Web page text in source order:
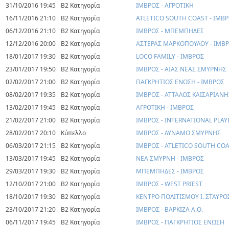
31/10/2016 19:45
Β2 Κατηγορία
ΙΜΒΡΟΣ - ΑΓΡΟΤΙΚΗ
16/11/2016 21:10
Β2 Κατηγορία
ATLETICO SOUTH COAST -
06/12/2016 21:10
Β2 Κατηγορία
ΙΜΒΡΟΣ - ΜΠΕΜΠΗΔΕΣ
12/12/2016 20:00
Β2 Κατηγορία
ΑΣΤΕΡΑΣ ΜΑΡΚΟΠΟΥΛΟΥ -
18/01/2017 19:30
Β2 Κατηγορία
LOCO FAMILY - ΙΜΒΡΟΣ
23/01/2017 19:50
Β2 Κατηγορία
ΙΜΒΡΟΣ - ΑΙΑΣ ΝΕΑΣ ΣΜΥΡΝΗΣ
02/02/2017 21:00
Β2 Κατηγορία
ΠΑΓΚΡΗΤΙΟΣ ΕΝΩΣΗ - ΙΜΒΡΟΣ
08/02/2017 19:35
Β2 Κατηγορία
ΙΜΒΡΟΣ - ΑΤΤΑΛΟΣ
13/02/2017 19:45
Β2 Κατηγορία
ΑΓΡΟΤΙΚΗ - ΙΜΒΡΟΣ
21/02/2017 21:00
Β2 Κατηγορία
ΙΜΒΡΟΣ - INTERNATIONAL
28/02/2017 20:10
Κύπελλο
ΙΜΒΡΟΣ - ΔΥΝΑΜΟ ΣΜΥΡΝΗΣ
06/03/2017 21:15
Β2 Κατηγορία
ΙΜΒΡΟΣ - ATLETICO SOUTH
13/03/2017 19:45
Β2 Κατηγορία
ΝΕΑ ΣΜΥΡΝΗ - ΙΜΒΡΟΣ
29/03/2017 19:30
Β2 Κατηγορία
ΜΠΕΜΠΗΔΕΣ - ΙΜΒΡΟΣ
12/10/2017 21:00
Β2 Κατηγορία
ΙΜΒΡΟΣ - WEST PRIEST
18/10/2017 19:30
Β2 Κατηγορία
ΚΕΝΤΡΟ ΠΟΛΙΤΙΣΜΟΥ Ι.
23/10/2017 21:20
Β2 Κατηγορία
ΙΜΒΡΟΣ - ΒΑΡΚΙΖΑ Α.Ο.
06/11/2017 19:45
Β2 Κατηγορία
ΙΜΒΡΟΣ - ΠΑΓΚΡΗΤΙΟΣ ΕΝΩΣΗ